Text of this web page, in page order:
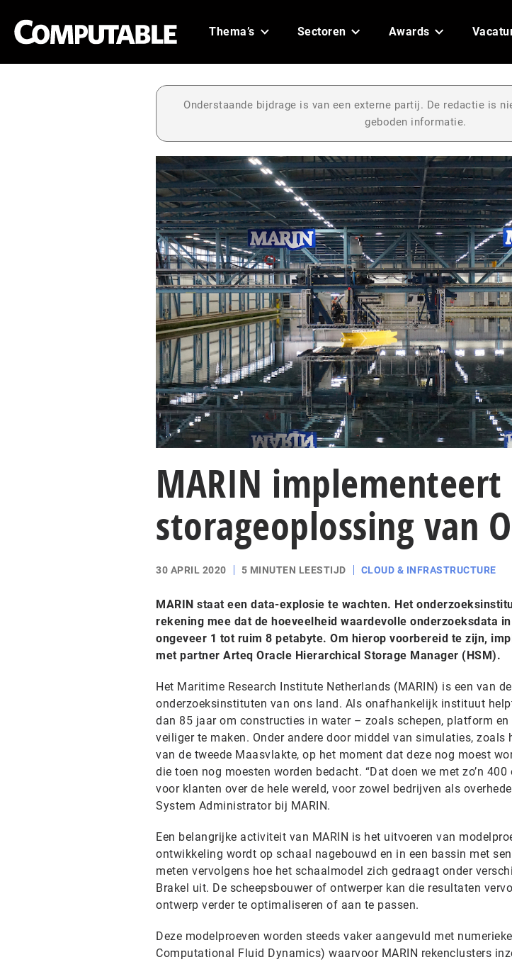
Thema’s Sectoren Awards
Onderstaande bijdrage is van een externe partij. De redactie is
geboden informatie.
MARIN implementeert
storageoplossing van
30 APRIL 2020 5 MINUTEN LEESTIJD CLOUD & INFRASTRUCTURE
MARIN staat een data-explosie te wachten. Het
rekening mee dat de hoeveelheid waardevolle onderzoeksdata
ongeveer 1 tot ruim 8 petabyte. Om hierop voorbereid te zijn,
met partner Arteq Oracle Hierarchical Storage Manager (HSM).
Het Maritime Research Institute Netherlands (MARIN) is een van
onderzoeksinstituten van ons land. Als onafhankelijk instituut
dan 85 jaar om constructies in water – zoals schepen, platform
veiliger te maken. Onder andere door middel van simulaties, zoals
van de tweede Maasvlakte, op het moment dat deze nog moest
die toen nog moesten worden bedacht. “Dat doen we met zo’n
voor klanten over de hele wereld, voor zowel bedrijven als
System Administrator bij MARIN.
Een belangrijke activiteit van MARIN is het uitvoeren van
ontwikkeling wordt op schaal nagebouwd en in een bassin met
meten vervolgens hoe het schaalmodel zich gedraagt onder
Brakel uit. De scheepsbouwer of ontwerper kan die resultaten
ontwerp verder te optimaliseren of aan te passen.
Deze modelproeven worden steeds vaker aangevuld met
Computational Fluid Dynamics) waarvoor MARIN rekenclusters